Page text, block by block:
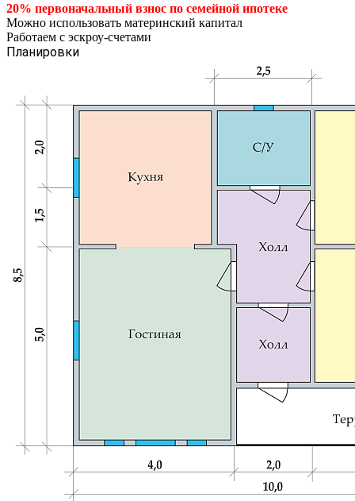
20% первоначальный взнос по семейной ипотеке
Можно использовать материнский капитал
Работаем с эскроу-счетами
Планировки